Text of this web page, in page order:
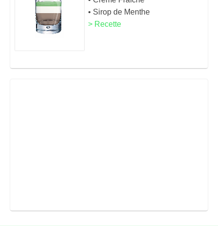
• Sirop de Menthe
> Recette